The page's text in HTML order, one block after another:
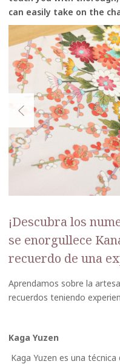
can easily take on the
¡Descubra los
se enorgullece
recuerdo de una
Aprendamos sobre la
recuerdos teniendo
Kaga Yuzen
Kaga Yuzen es una